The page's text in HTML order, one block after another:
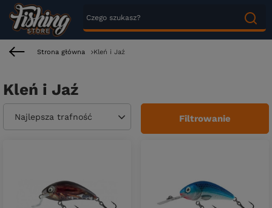
Strona główna Kleń i Jaź
Kleń i Jaź
Zmień sortowanie
Najlepsza trafność Filtrowanie